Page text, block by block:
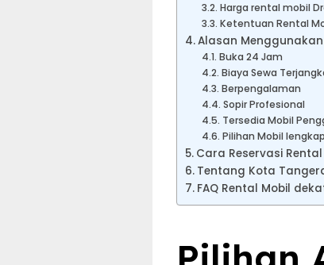
Harga rental mobil
Ketentuan Rental
Alasan
Buka 24 Jam
Biaya Sewa
Berpengalaman
Sopir Profesional
Tersedia Mobil
Pilihan Mobil lengkap
Cara Reservasi
Tentang Kota
FAQ Rental Mobil